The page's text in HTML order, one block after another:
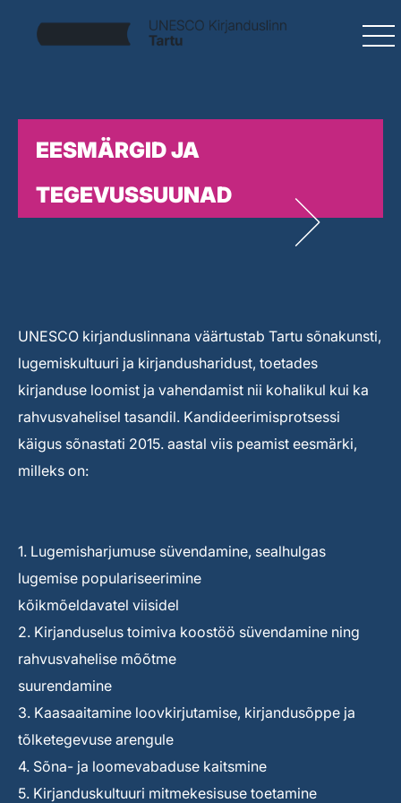
EESMÄRGID JA
TEGEVUSSUUNAD
UNESCO kirjanduslinnana väärtustab Tartu sõnakunsti,
lugemiskultuuri ja kirjandusharidust, toetades
kirjanduse loomist ja vahendamist nii kohalikul kui ka
rahvusvahelisel tasandil. Kandideerimisprotsessi
käigus sõnastati 2015. aastal viis peamist eesmärki,
milleks on:
1. Lugemisharjumuse süvendamine, sealhulgas
lugemise populariseerimine
kõikmõeldavatel viisidel
2. Kirjanduselus toimiva koostöö süvendamine ning
rahvusvahelise mõõtme
suurendamine
3. Kaasaaitamine loovkirjutamise, kirjandusõppe ja
tõlketegevuse arengule
4. Sõna- ja loomevabaduse kaitsmine
5. Kirjanduskultuuri mitmekesisuse toetamine